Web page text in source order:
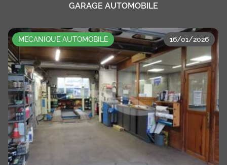
GARAGE AUTOMOBILE
MECANIQUE AUTOMOBILE 16/01/2026